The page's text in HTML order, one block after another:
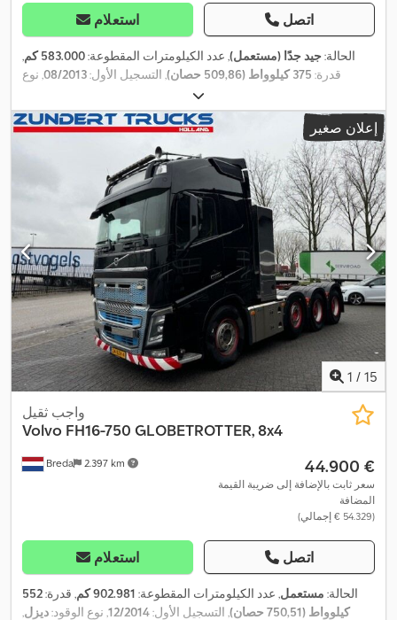
استعلام اتصل
الحالة:جيد جدًا (مستعمل), عدد الكيلومترات المقطوعة:583.000 كم
,
قدرة: 375 كيلوواط (509,86 حصان) , التسجيل الأول:08/2013, نوع
معطل السرعة
الإضافي, لون:أحمر, كابينة السائق:كابينة نوم, نوع التروس:ميكانيكي, فئة
الانبعاثات: يورو 5 , الطول الكلي:8.150 مم
, العرض الكلي:
2.500 مم
3.100 مم , معدات:EBS (نظام
المكابح الإلكتروني), أدبلو, تكييف الهواء, تنظيم النوافذ الكهربائي, توجيه
معزز بالطاقة, قفل التروس التفاضلية, مرآة كهربائية, نظام الفرامل
المانعة للانغلاق (ABS),
إعلان صغير
1 / 15
Breda 2.397 km
واجب ثقيل
Volvo FH16-750 GLOBETROTTER, 8x4
‏44.900 €
سعر ثابت بالإضافة إلى ضريبة القيمة
المضافة
(‏54.329 € إجمالي)
استعلام اتصل
الحالة: مستعمل, عدد الكيلومترات المقطوعة: 902.981 كم , قدرة:552
كيلوواط (750,51 حصان)
, التسجيل الأول:12/2014, نوع الوقود:ديزل,